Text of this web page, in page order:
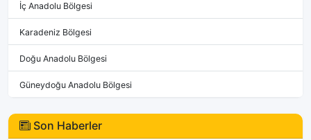
İç Anadolu Bölgesi
Karadeniz Bölgesi
Doğu Anadolu Bölgesi
Güneydoğu Anadolu Bölgesi
Son Haberler